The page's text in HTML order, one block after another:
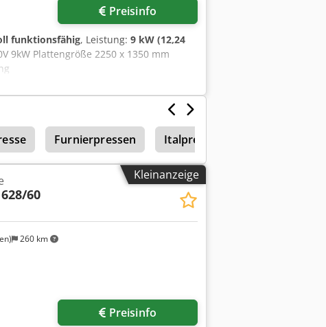
Preisinfo
funktionsfähig, Leistung: 9 kW (12,24
9kW Plattengröße 2250 x 1350 mm
Furnierpressen Italpresse
Kleinanzeige
260 km
60
Preisinfo